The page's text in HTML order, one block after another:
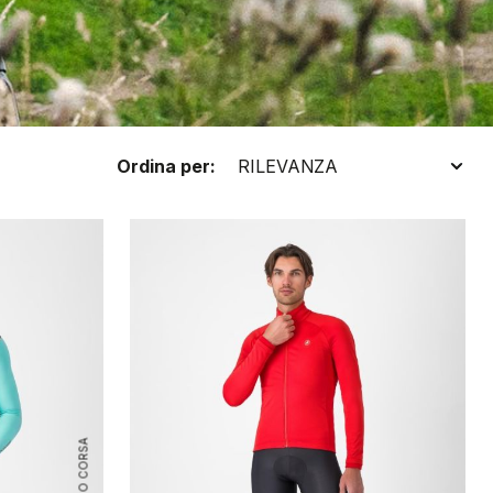
Ordina per: